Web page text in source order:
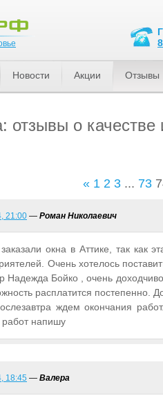
отзывы о
« 1 2 3 ... 73
21:00 — Роман Николаевич
окна в Аттике, так как
Очень хотелось
Надежда Бойко , очень
расплатится
ждем окончания
работ напишу
18:45 — Валера
Новости Акции Отзывы